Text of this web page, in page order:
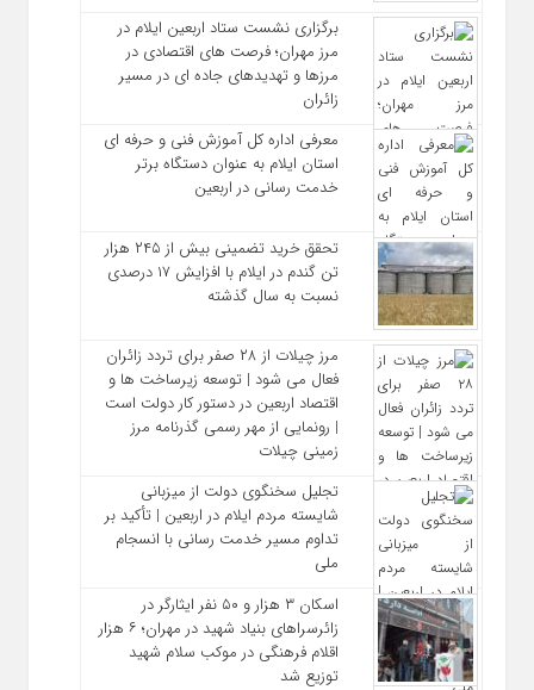
برگزاری نشست ستاد اربعین ایلام در
مرز مهران؛ فرصت‌ های اقتصادی در
مرزها و تهدیدهای جاده‌ ای در مسیر
زائران
معرفی اداره کل آموزش فنی و حرفه‌ ای
استان ایلام به‌ عنوان دستگاه برتر
خدمت‌ رسانی در اربعین
تحقق خرید تضمینی بیش از ۲۴۵ هزار
تن گندم در ایلام با افزایش ۱۷ درصدی
نسبت به سال گذشته
مرز چیلات از ۲۸ صفر برای تردد زائران
فعال می‌ شود | توسعه زیرساخت‌ ها و
اقتصاد اربعین در دستور کار دولت است
| رونمایی از مهر رسمی گذرنامه مرز
زمینی چیلات
تجلیل سخنگوی دولت از میزبانی
شایسته مردم ایلام در اربعین | تأکید بر
تداوم مسیر خدمت‌ رسانی با انسجام
ملی
اسکان ۳ هزار و ۵۰ نفر ایثارگر در
زائرسراهای بنیاد شهید در مهران؛ ۶ هزار
اقلام فرهنگی در موکب سلام شهید
توزیع شد